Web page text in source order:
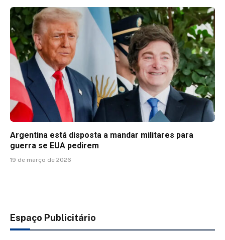
Argentina está disposta a mandar militares para
guerra se EUA pedirem
19 de março de 2026
Espaço Publicitário